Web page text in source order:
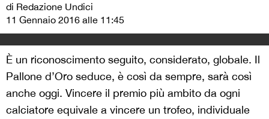
di Redazione Undici
11 Gennaio 2016 alle 11:45
È un riconoscimento seguito, considerato, globale. Il
Pallone d’Oro seduce, è così da sempre, sarà così
anche oggi. Vincere il premio più ambito da ogni
calciatore equivale a vincere un trofeo, individuale